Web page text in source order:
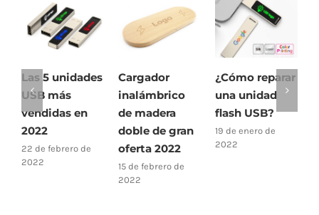
Las 5 unidades
USB más
vendidas en
2022
22 de febrero de
2022
Cargador
inalámbrico
de madera
doble de gran
oferta 2022
15 de febrero de
2022
¿Cómo reparar
una unidad
flash USB?
19 de enero de
2022